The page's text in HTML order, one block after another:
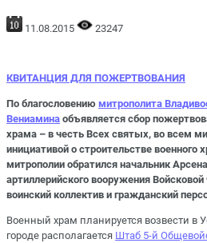
11.08.2015 23247
КВИТАНЦИЯ ДЛЯ ПОЖЕРТВОВАНИЯ
По благословению митрополита
Вениамина объявляется сбор
храма – в честь Всех святых, во всем
инициативой о строительстве военного
митрополии обратился начальник
артиллерийского вооружения
воинский коллектив и гражданский
Военный храм планируется возвести в
городе располагается Штаб 5-й